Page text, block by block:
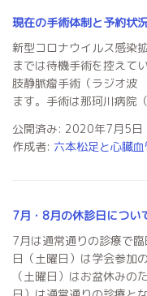
現在の手術体制と予約状
新型コロナウイルス感染
までは待機手術を控えて
肢静脈瘤手術（ラジオ波
ます。手術は那珂川病院
公開済み: 2020年7月5日
作成者: 六本松足と心臓
7月・8月の休診日につい
7月は通常通りの診療で
日（土曜日）は学会参加
（土曜日）はお盆休み